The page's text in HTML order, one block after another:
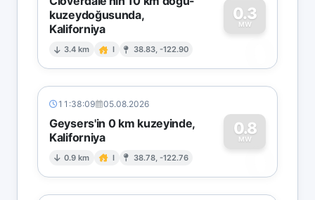
kuzeydoğusunda,
Kaliforniya
3.4 km I 38.83, -122.90
0.3
MW
0
11:38:09 05.08.2026
Geysers'in 0 km kuzeyinde,
Kaliforniya
0.9 km I 38.78, -122.76
0.8
MW
0